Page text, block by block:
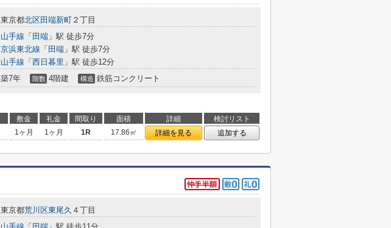
東京都北区田端新町 ２丁目
山手線 「 田端 」駅 徒歩7分
京浜東北線 「 田端 」駅 徒歩7分
山手線 「 西日暮里 」駅 徒歩12分
築7年 階数 4階建 構造 鉄筋コンクリート
敷金 礼金 間取り 面積 詳細
検討リスト
1ヶ月 1ヶ月 1R 17.86㎡ 詳細を見る 追加する
東京都荒川区東尾久 ４丁目